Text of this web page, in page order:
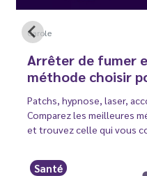
Carole
Arrêter de fumer
méthode choisir
Patchs, hypnose, laser,
Comparez les meilleures
et trouvez celle qui vous
Santé